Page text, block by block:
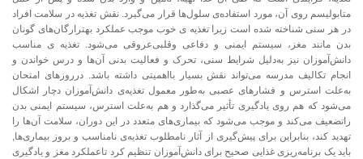
متابولیسم روی آن، مورد استفاده‌ی سلول‌ها قرار می‌گیرد. نقش تغذیه در سلامت افراد
در هر سنی شناخته شده است زیرا تغذیه ی خوب موجب عملکرد بهترارگان‌های گونان
بدن مانند مغز، سیستم ایمنی و دفاعی وقلبی‌عروقی می‌شود. تغذیه ی مناسب
دانش‌آموزان نیز به‌دلیل شرایط سنی، تحرک و فعالیت بدنی آن‌ها و درس خواندن و
انجام تکالیف مدرسه می‌تواند نقش بسیار بااهمیتی داشته باشد. درروز‌های امتحان
به‌علت استرس و فشار‌های عصبی به‌طور معمول تغذیه‌ی دانش‌آموزان دچار اشکال
می‌شود که هم روی یادگیری تأثیر می‌گذارد و هم به‌علت استرس، سیستم ایمنی بدن
راتضعیف می‌کند و موجب می‌شود که بیماری‌های متعدد در این دوران، سلامت آن‌ها را
تهدید کند، بنابراین برای پیش‌گیری از آثار نامطلوب تغذیه‌ی نامناسب و بروز بیماری‌ها,
باید یک برنامه‌ریزی غذایی صحیح برای دانش‌آموزان تنظیم کرد تاعملکرد مغز و یادگیری